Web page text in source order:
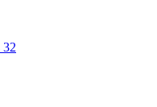
32